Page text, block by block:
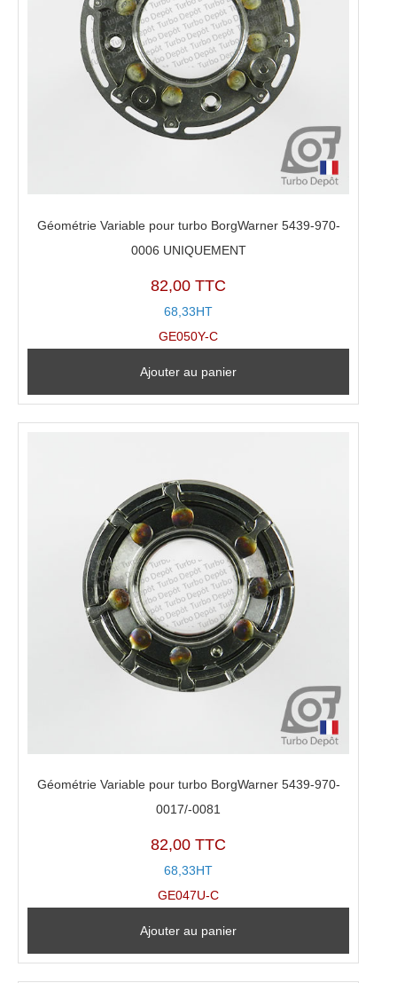
Géométrie Variable pour turbo BorgWarner 5439-970-
0006 UNIQUEMENT
82,00 TTC
68,33HT
GE050Y-C
Ajouter au panier
Géométrie Variable pour turbo BorgWarner 5439-970-
0017/-0081
82,00 TTC
68,33HT
GE047U-C
Ajouter au panier